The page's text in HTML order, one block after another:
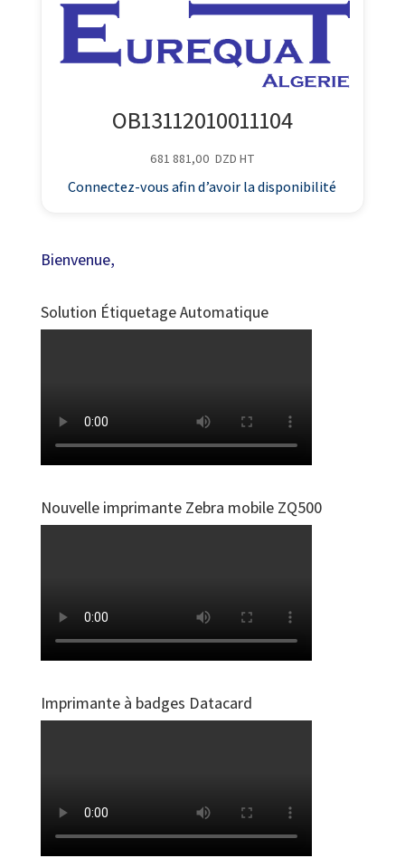
OB13112010011104
681 881,00 DZD HT
Connectez-vous afin d’avoir la disponibilité
Bienvenue,
Solution Étiquetage Automatique
Nouvelle imprimante Zebra mobile ZQ500
Imprimante à badges Datacard